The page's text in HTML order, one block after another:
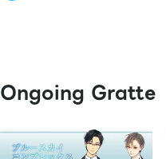
Ongoing Gratte